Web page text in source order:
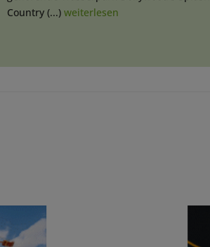
Country (...) weiterlesen